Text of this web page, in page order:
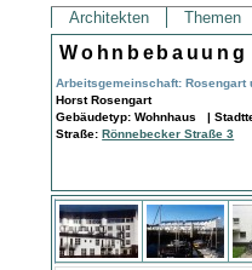
Architekten Themen
Arbeitsgemeinschaft: Rosengart
Horst Rosengart
Gebäudetyp: Wohnhaus |
Straße:Rönnebecker Straße 3